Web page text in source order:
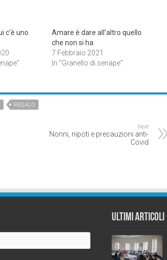
c’è uno
Amare è dare all’altro quello
che non si ha
7 Febbraio 2021
In "Granello di senape"
REGALO
Next
Nonni, nipoti e precauzioni anti-
Covid
Ultimi Articoli